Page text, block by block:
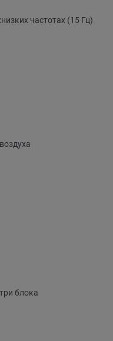
частотах (15 Гц)
блока